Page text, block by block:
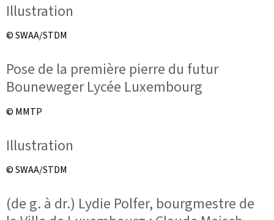
Illustration
© SWAA/STDM
Pose de la première pierre du futur
Bouneweger Lycée Luxembourg
© MMTP
Illustration
© SWAA/STDM
(de g. à dr.) Lydie Polfer, bourgmestre de